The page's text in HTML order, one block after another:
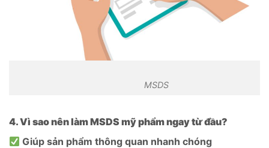
MSDS
4. Vì sao nên làm MSDS mỹ phẩm ngay từ đầu?
Giúp sản phẩm thông quan nhanh chóng